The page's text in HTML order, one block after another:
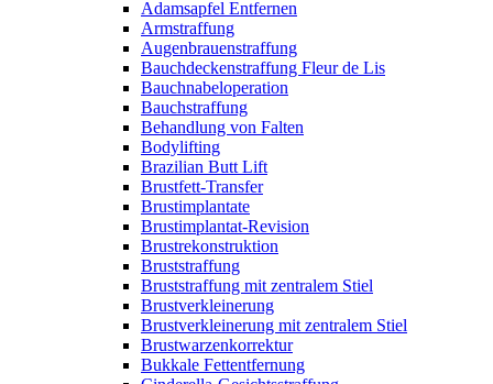
Adamsapfel Entfernen
Armstraffung
Augenbrauenstraffung
Bauchdeckenstraffung Fleur de Lis
Bauchnabeloperation
Bauchstraffung
Behandlung von Falten
Bodylifting
Brazilian Butt Lift
Brustfett-Transfer
Brustimplantate
Brustimplantat-Revision
Brustrekonstruktion
Bruststraffung
Bruststraffung mit zentralem Stiel
Brustverkleinerung
Brustverkleinerung mit zentralem Stiel
Brustwarzenkorrektur
Bukkale Fettentfernung